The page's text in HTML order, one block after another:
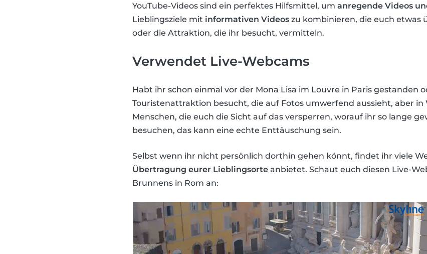
YouTube-Videos sind ein perfektes Hilfsmittel, um anregende Videos
Lieblingsziele mit informativen Videos zu kombinieren, die euch etwas
oder die Attraktion, die ihr besucht, vermitteln.
Verwendet Live-Webcams
Habt ihr schon einmal vor der Mona Lisa im Louvre in Paris gestanden
Touristenattraktion besucht, die auf Fotos umwerfend aussieht, aber in
Menschen, die euch die Sicht auf das versperren, worauf ihr so lange
besuchen, das kann eine echte Enttäuschung sein.
Selbst wenn ihr nicht persönlich dorthin gehen könnt, findet ihr viele
Übertragung eurer Lieblingsorte anbietet. Schaut euch diesen Live-
Brunnens in Rom an: